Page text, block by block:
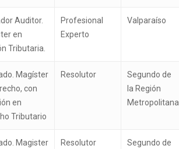
Auditor.
en
Tributaria.
Profesional
Experto
Valparaíso
Magíster
con
en
Tributario
Resolutor
Segundo de
la Región
Metropolitana
Magister
Resolutor
Segundo de